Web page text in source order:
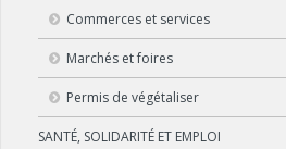
Commerces et services
Marchés et foires
Permis de végétaliser
SANTÉ, SOLIDARITÉ ET EMPLOI